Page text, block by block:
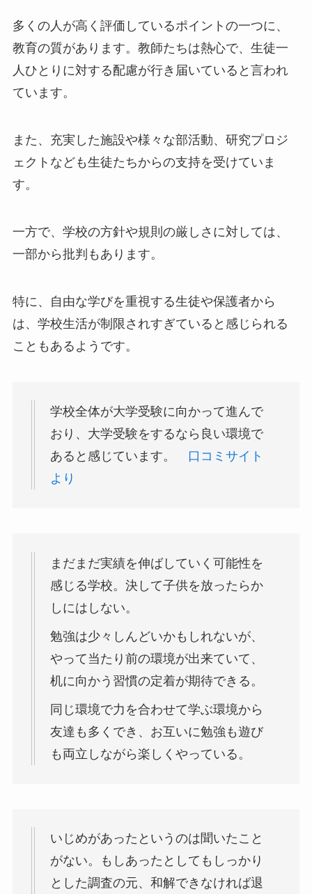
多くの人が高く評価しているポイントの一つに、
教育の質があります。教師たちは熱心で、生徒一
人ひとりに対する配慮が行き届いていると言われ
ています。
また、充実した施設や様々な部活動、研究プロジ
ェクトなども生徒たちからの支持を受けていま
す。
一方で、学校の方針や規則の厳しさに対しては、
一部から批判もあります。
特に、自由な学びを重視する生徒や保護者から
は、学校生活が制限されすぎていると感じられる
こともあるようです。
学校全体が大学受験に向かって進んで
おり、大学受験をするなら良い環境で
あると感じています。
口コミサイト
より
まだまだ実績を伸ばしていく可能性を
感じる学校。決して子供を放ったらか
しにはしない。
勉強は少々しんどいかもしれないが、
やって当たり前の環境が出来ていて、
机に向かう習慣の定着が期待できる。
同じ環境で力を合わせて学ぶ環境から
友達も多くでき、お互いに勉強も遊び
も両立しながら楽しくやっている。
いじめがあったというのは聞いたこと
がない。もしあったとしてもしっかり
とした調査の元、和解できなければ退